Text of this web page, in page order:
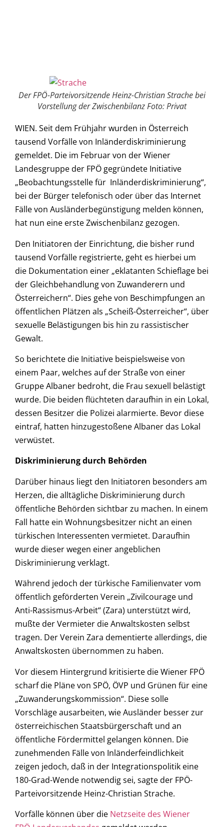
Der FPÖ-Parteivorsitzende Heinz-Christian Strache bei
Vorstellung der Zwischenbilanz Foto: Privat
WIEN. Seit dem Frühjahr wurden in Österreich
tausend Vorfälle von Inländerdiskriminierung
gemeldet. Die im Februar von der Wiener
Landesgruppe der FPÖ gegründete Initiative
„Beobachtungsstelle für Inländerdiskriminierung“,
bei der Bürger telefonisch oder über das Internet
Fälle von Ausländerbegünstigung melden können,
hat nun eine erste Zwischenbilanz gezogen.
Den Initiatoren der Einrichtung, die bisher rund
tausend Vorfälle registrierte, geht es hierbei um
die Dokumentation einer „eklatanten Schieflage bei
der Gleichbehandlung von Zuwanderern und
Österreichern“. Dies gehe von Beschimpfungen an
öffentlichen Plätzen als „Scheiß-Österreicher“, über
sexuelle Belästigungen bis hin zu rassistischer
Gewalt.
So berichtete die Initiative beispielsweise von
einem Paar, welches auf der Straße von einer
Gruppe Albaner bedroht, die Frau sexuell belästigt
wurde. Die beiden flüchteten daraufhin in ein Lokal,
dessen Besitzer die Polizei alarmierte. Bevor diese
eintraf, hatten hinzugestoßene Albaner das Lokal
verwüstet.
Diskriminierung durch Behörden
Darüber hinaus liegt den Initiatoren besonders am
Herzen, die alltägliche Diskriminierung durch
öffentliche Behörden sichtbar zu machen. In einem
Fall hatte ein Wohnungsbesitzer nicht an einen
türkischen Interessenten vermietet. Daraufhin
wurde dieser wegen einer angeblichen
Diskriminierung verklagt.
Während jedoch der türkische Familienvater vom
öffentlich geförderten Verein „Zivilcourage und
Anti-Rassismus-Arbeit“ (Zara) unterstützt wird,
mußte der Vermieter die Anwaltskosten selbst
tragen. Der Verein Zara dementierte allerdings, die
Anwaltskosten übernommen zu haben.
Vor diesem Hintergrund kritisierte die Wiener FPÖ
scharf die Pläne von SPÖ, ÖVP und Grünen für eine
„Zuwanderungskommission“. Diese solle
Vorschläge ausarbeiten, wie Ausländer besser zur
österreichischen Staatsbürgerschaft und an
öffentliche Fördermittel gelangen können. Die
zunehmenden Fälle von Inländerfeindlichkeit
zeigen jedoch, daß in der Integrationspolitik eine
180-Grad-Wende notwendig sei, sagte der FPÖ-
Parteivorsitzende Heinz-Christian Strache.
Vorfälle können über die Netzseite des Wiener